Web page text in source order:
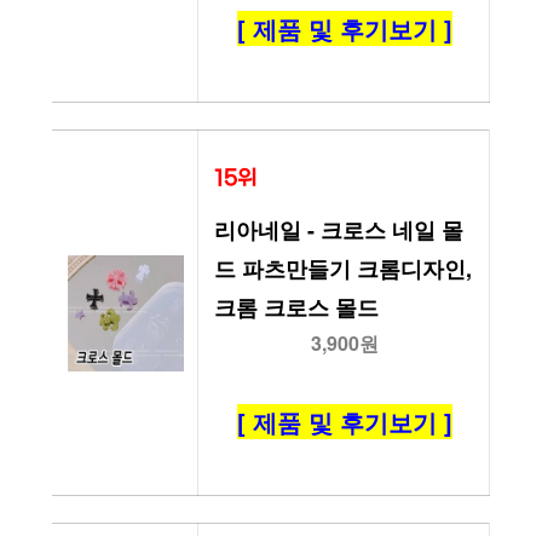
[ 제품 및 후기보기 ]
15위
리아네일 - 크로스 네일 몰
드 파츠만들기 크롬디자인,
크롬 크로스 몰드
3,900원
[ 제품 및 후기보기 ]